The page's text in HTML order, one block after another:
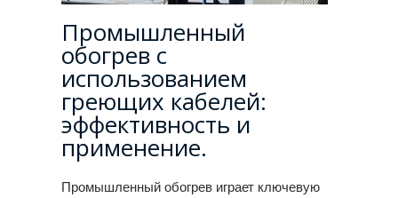
Промышленный
обогрев с
использованием
греющих кабелей:
эффективность и
применение.
Промышленный обогрев играет ключевую